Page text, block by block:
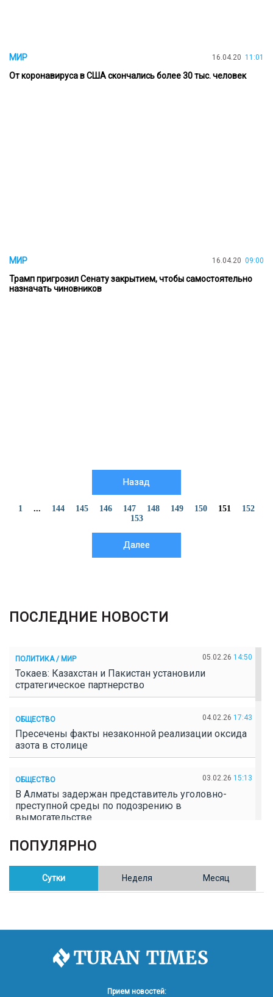
МИР 16.04.20 11:01
От коронавируса в США скончались более 30 тыс. человек
МИР 16.04.20 09:00
Трамп пригрозил Сенату закрытием, чтобы самостоятельно
назначать чиновников
Назад
1 ... 144 145 146 147 148 149 150 151
152
153
Далее
ПОСЛЕДНИЕ НОВОСТИ
ПОЛИТИКА / МИР 05.02.26 14:50
Токаев: Казахстан и Пакистан установили
стратегическое партнерство
ОБЩЕСТВО 04.02.26 17:43
Пресечены факты незаконной реализации оксида
азота в столице
ОБЩЕСТВО 03.02.26 15:13
В Алматы задержан представитель уголовно-
преступной среды по подозрению в
вымогательстве
ОБЩЕСТВО
Полицейские пресекли незаконное выращивание
конопли в Таразе
Казахстан возглавил Договор о зоне, свободной от
8 тыс. жителей Степногорска получили перерасчёт
ПОПУЛЯРНО
Сутки Неделя Месяц
Прием новостей: